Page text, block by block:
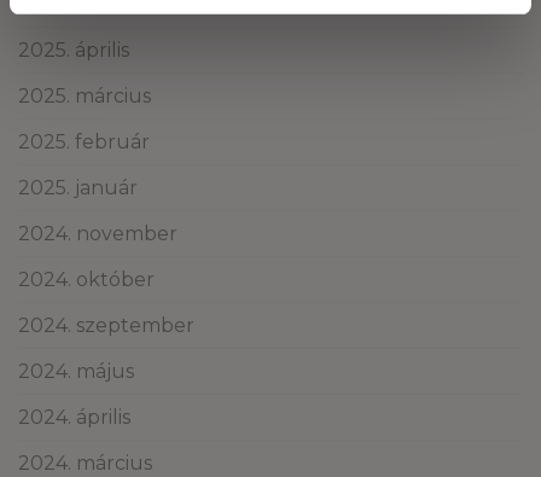
2025. április
2025. március
2025. február
2025. január
2024. november
2024. október
2024. szeptember
2024. május
2024. április
2024. március